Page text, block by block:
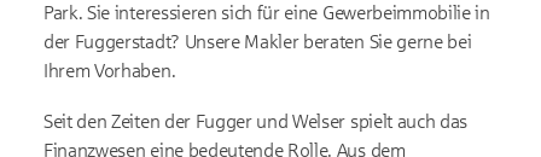
Park. Sie interessieren sich für eine Gewerbeimmobilie in
der Fuggerstadt? Unsere Makler beraten Sie gerne bei
Ihrem Vorhaben.
Seit den Zeiten der Fugger und Welser spielt auch das
Finanzwesen eine bedeutende Rolle. Aus dem